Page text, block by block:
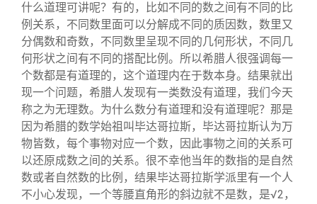
什么道理可讲呢？有的，比如不同的数之间有不同的比
例关系，不同数里面可以分解成不同的质因数，数里又
分偶数和奇数，不同数里呈现不同的几何形状，不同几
何形状之间有不同的搭配比例。所以希腊人很强调每一
个数都是有道理的，这个道理内在于数本身。结果就出
现一个问题，希腊人发现有一类数没有道理，我们今天
称之为无理数。为什么数分有道理和没有道理呢？那是
因为希腊的数学始祖叫毕达哥拉斯，毕达哥拉斯认为万
物皆数，每个事物对应一个数，因此事物之间的关系可
以还原成数之间的关系。很不幸他当年的数指的是自然
数或者自然数的比例，结果毕达哥拉斯学派里有一个人
不小心发现，一个等腰直角形的斜边就不是数，是√2，